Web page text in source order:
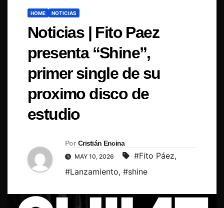
HOME NOTICIAS
Noticias | Fito Paez
presenta “Shine”,
primer single de su
proximo disco de
estudio
Por Cristián Encina
MAY 10, 2026 #Fito Páez,
#Lanzamiento, #shine